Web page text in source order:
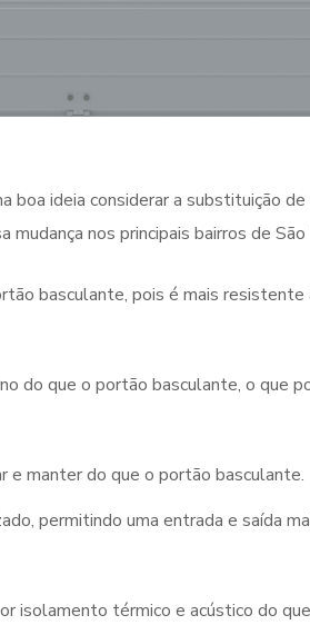
boa ideia considerar a substituição
nos principais bairros de São
basculante, pois é mais resistente
do que o portão basculante, o que
e manter do que o portão basculante.
permitindo uma entrada e saída
isolamento térmico e acústico do